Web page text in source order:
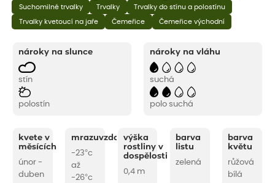
Suchomilné trvalky Trvalky Trvalky do stínu a polostínu
Trvalky kvetoucí na jaře Čemeřice Čemeřice východní
nároky na slunce
stín
polostín
nároky na vláhu
suchá
polo suchá
kvete v
měsících
únor -
duben
mrazuvzdornost
-23°c
až
-26°c
výška
rostliny v
dospělosti
0,4 m
barva
listu
zelená
barva
květu
růžová
bílá